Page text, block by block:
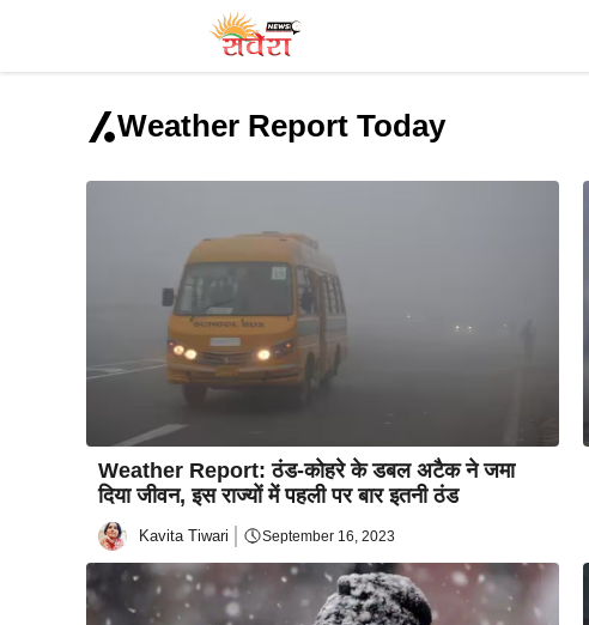
content
Weather Report Today
Weather Report: ठंड-कोहरे के डबल अटैक ने जमा
दिया जीवन, इस राज्यों में पहली पर बार इतनी ठंड
Kavita Tiwari September 16, 2023